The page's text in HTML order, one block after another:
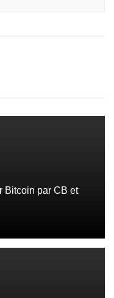
Bitcoin par CB et